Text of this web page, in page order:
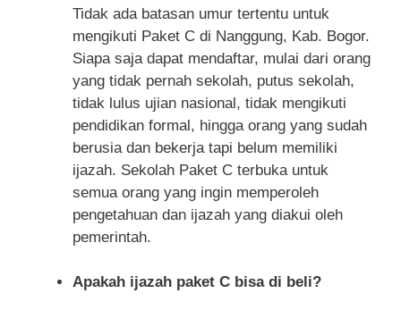
Tidak ada batasan umur tertentu untuk
mengikuti Paket C di Nanggung, Kab. Bogor.
Siapa saja dapat mendaftar, mulai dari orang
yang tidak pernah sekolah, putus sekolah,
tidak lulus ujian nasional, tidak mengikuti
pendidikan formal, hingga orang yang sudah
berusia dan bekerja tapi belum memiliki
ijazah. Sekolah Paket C terbuka untuk
semua orang yang ingin memperoleh
pengetahuan dan ijazah yang diakui oleh
pemerintah.
Apakah ijazah paket C bisa di beli?